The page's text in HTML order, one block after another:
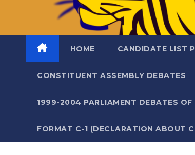
HOME CANDIDATE LIST
CONSTITUENT ASSEMBLY DEBATES
1999-2004 PARLIAMENT DEBATES OF
FORMAT C-1 (DECLARATION ABOUT